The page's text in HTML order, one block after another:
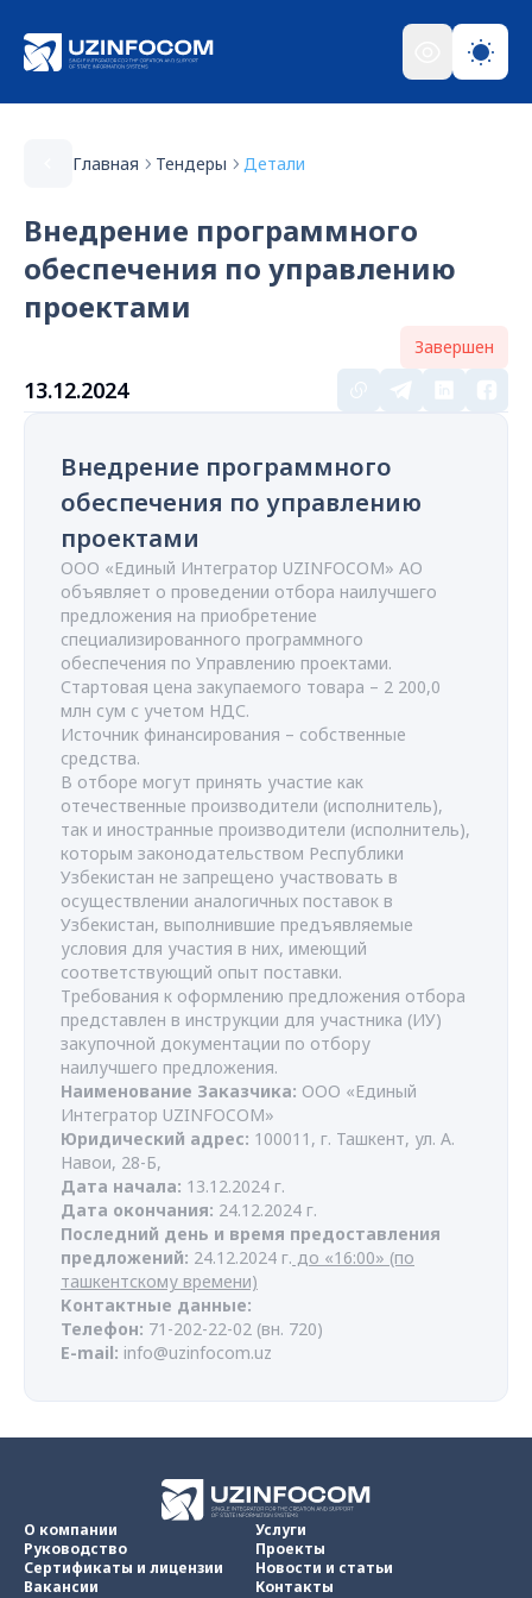
Главная Тендеры Детали
Внедрение программного
обеспечения по управлению
проектами
Завершен
13.12.2024
Внедрение программного
обеспечения по управлению
проектами
ООО «Единый Интегратор UZINFOCOM» АО
объявляет о проведении отбора наилучшего
предложения на приобретение
специализированного программного
обеспечения по Управлению проектами.
Стартовая цена закупаемого товара – 2 200,0
млн сум с учетом НДС.
Источник финансирования – собственные
средства.
В отборе могут принять участие как
отечественные производители (исполнитель),
так и иностранные производители (исполнитель),
которым законодательством Республики
Узбекистан не запрещено участвовать в
осуществлении аналогичных поставок в
Узбекистан, выполнившие предъявляемые
условия для участия в них, имеющий
соответствующий опыт поставки.
Требования к оформлению предложения отбора
представлен в инструкции для участника (ИУ)
закупочной документации по отбору
наилучшего предложения.
Наименование Заказчика: ООО «Единый
Интегратор UZINFOCOM»
Юридический адрес: 100011, г. Ташкент, ул. А.
Навои, 28-Б,
Дата начала: 1 3.12.2024 г.
Дата окончания: 24.12.2024 г.
Последний день и время предоставления
предложений: 24.12.2024 г. до «1 6:00» (по
ташкентскому времени)
Контактные данные:
Телефон: 71-202-22-02 (вн. 720)
E-mail: info@uzinfocom.uz
О компании
Руководство
Сертификаты и лицензии
Вакансии
Услуги
Проекты
Новости и статьи
Контакты